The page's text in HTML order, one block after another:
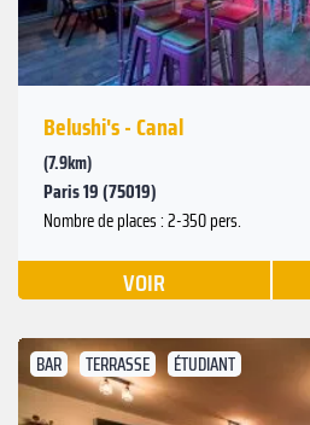
Belushi's - Canal
(7.9km)
Paris 19 (75019)
Nombre de places : 2-350 pers.
VOIR
BAR TERRASSE ÉTUDIANT